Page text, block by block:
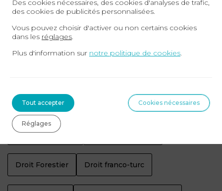
Contentieux MSA Droit Administratif et Public
Droit Contrats & Distribution
Droit des étrangers et de l'immigration
Droit du Sport
Droit Forestier Droit franco-turc
Des cookies nécessaires, des cookies d'analyses de trafic,
des cookies de publicités personnalisées.
Vous pouvez choisir d'activer ou non certains cookies
dans les réglages
Plus d'information sur notre politique de cookies
Tout accepter Cookies nécessaires
Réglages